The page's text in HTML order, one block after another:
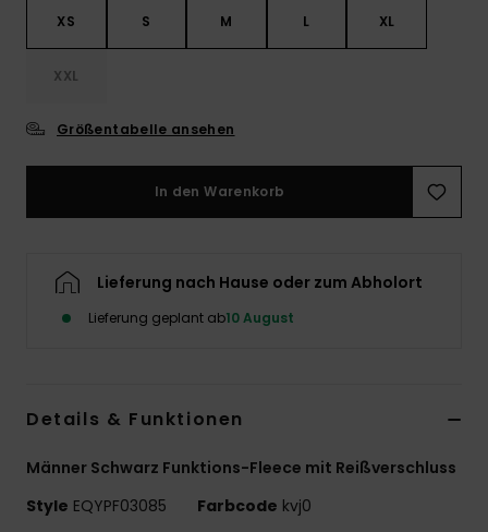
XS S M L XL
XXL
Größentabelle ansehen
In den Warenkorb
Lieferung nach Hause oder zum Abholort
Lieferung geplant ab10 August
Details & Funktionen
Männer Schwarz Funktions-Fleece mit Reißverschluss
Style EQYPF03085 Farbcode kvj0